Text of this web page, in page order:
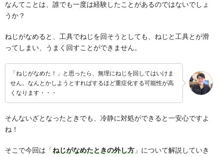
なんてことは、誰でも一度は経験したことがあるのではないでしょ
うか？
ねじがなめると、工具でねじを回そうとしても、ねじと工具とが滑
ってしまい、うまく回すことができません。
「ねじがなめた！」と思ったら、無理にねじを回してはいけま
せん。なんとかしようとすればするほど重症化する可能性が高
くなります・・・
そんないざとなったときでも、冷静に対処ができると一安心ですよ
ね！
そこで今回は「ねじがなめたときの外し方 」について解説していき